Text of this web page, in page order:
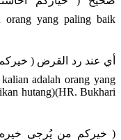
hutang)(HR. Bukhari